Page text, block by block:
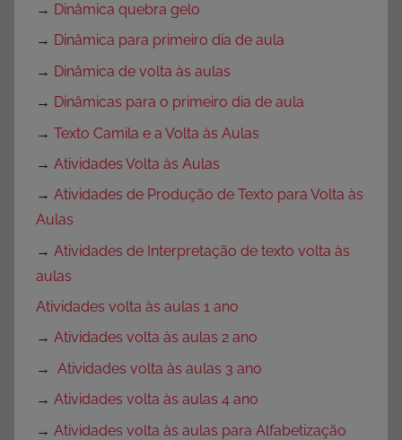
→ Dinâmica quebra gelo
→ Dinâmica para primeiro dia de aula
→ Dinâmica de volta às aulas
→ Dinâmicas para o primeiro dia de aula
→ Texto Camila e a Volta às Aulas
→ Atividades Volta às Aulas
→ Atividades de Produção de Texto para Volta às
Aulas
→ Atividades de Interpretação de texto volta às
aulas
Atividades volta às aulas 1 ano
→ Atividades volta às aulas 2 ano
→ Atividades volta às aulas 3 ano
→ Atividades volta às aulas 4 ano
→ Atividades volta às aulas para Alfabetização